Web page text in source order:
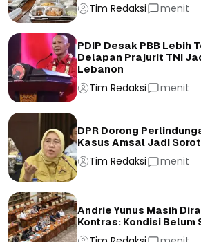
Tim Redaksi menit
PDIP Desak PBB Lebih
Delapan Prajurit TNI
Lebanon
Tim Redaksi menit
DPR Dorong
Kasus Amsal Jadi
Tim Redaksi menit
Andrie Yunus Masih
Kontras: Kondisi Belum